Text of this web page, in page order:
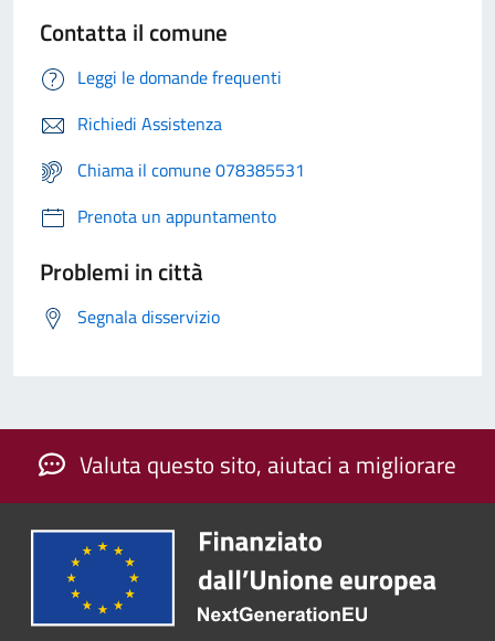
Contatta il comune
Leggi le domande frequenti
Richiedi Assistenza
Chiama il comune 078385531
Prenota un appuntamento
Problemi in città
Segnala disservizio
Valuta questo sito, aiutaci a migliorare